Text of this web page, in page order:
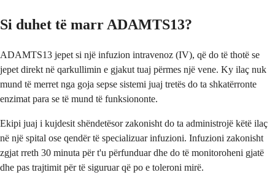
Si duhet të marr ADAMTS13?
ADAMTS13 jepet si një infuzion intravenoz (IV), që do të thotë se
jepet direkt në qarkullimin e gjakut tuaj përmes një vene. Ky ilaç nuk
mund të merret nga goja sepse sistemi juaj tretës do ta shkatërronte
enzimat para se të mund të funksiononte.
Ekipi juaj i kujdesit shëndetësor zakonisht do ta administrojë këtë ilaç
në një spital ose qendër të specializuar infuzioni. Infuzioni zakonisht
zgjat rreth 30 minuta për t'u përfunduar dhe do të monitoroheni gjatë
dhe pas trajtimit për të siguruar që po e toleroni mirë.